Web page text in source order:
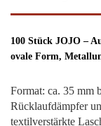
100 Stück JOJO –
ovale Form,
Format: ca. 35 mm
Rücklaufdämpfer
textilverstärkte